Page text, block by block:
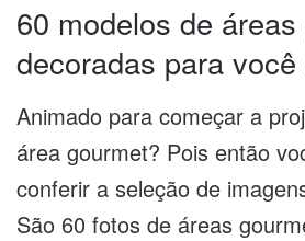
60 modelos de
decoradas para
Animado para começar a
área gourmet? Pois então
conferir a seleção de
São 60 fotos de áreas